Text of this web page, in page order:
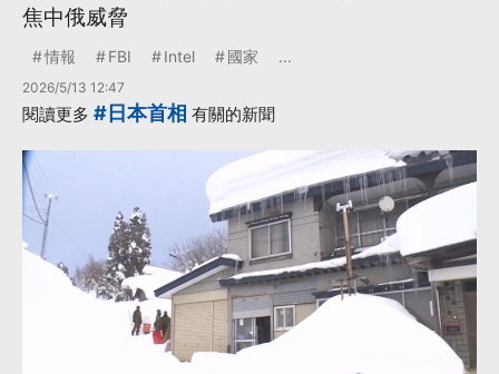
焦中俄威脅
情報 FBI Intel 國家 ...
2026/5/13 12:47
閱讀更多 #日本首相 有關的新聞